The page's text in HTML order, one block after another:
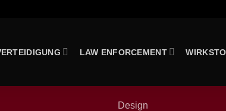
LAW ENFORCEMENT
Design